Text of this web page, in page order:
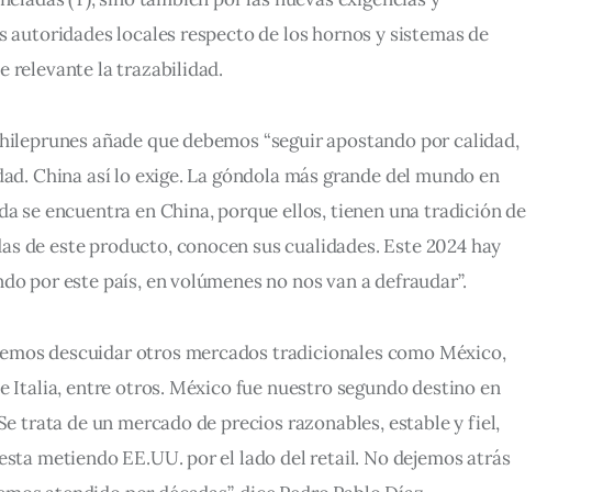
autoridades locales respecto de los hornos y sistemas de
relevante la trazabilidad.
añade que debemos “seguir apostando por calidad,
China así lo exige. La góndola más grande del mundo en
se encuentra en China, porque ellos, tienen una tradición de
de este producto, conocen sus cualidades. Este 2024 hay
por este país, en volúmenes no nos van a defraudar”.
descuidar otros mercados tradicionales como México,
Italia, entre otros. México fue nuestro segundo destino en
trata de un mercado de precios razonables, estable y fiel,
metiendo EE.UU. por el lado del retail. No dejemos atrás